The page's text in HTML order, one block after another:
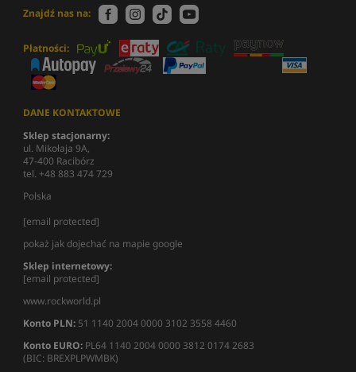
Znajdź nas na:
Płatności:
DANE KONTAKTOWE
Sklep stacjonarny:
ul. Mikołaja 9A,
47-400 Racibórz
tel. +48 883 474 729
Polska
[email protected]
pokaż jak dojechać na mapie google
Sklep internetowy:
[email protected]
www.rockworld.pl
Konto PLN: 51 1140 2004 0000 3102 3558 4460
Konto EURO: PL64 1140 2004 0000 3812 0174 2683
(BIC: BREXPLPWMBK)